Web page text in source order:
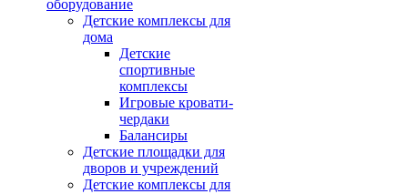
оборудование
Детские комплексы для
дома
Детские
спортивные
комплексы
Игровые кровати-
чердаки
Балансиры
Детские площадки для
дворов и учреждений
Детские комплексы для